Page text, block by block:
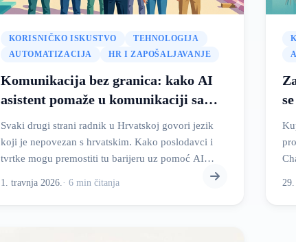
KORISNIČKO ISKUSTVO
TEHNOLOGIJA
AUTOMATIZACIJA
HR I ZAPOŠALJAVANJE
Komunikacija bez granica: kako AI
asistent pomaže u komunikaciji sa
170.723 stranih radnika u Hrvatskoj?
Svaki drugi strani radnik u Hrvatskoj govori jezik
koji je nepovezan s hrvatskim. Kako poslodavci i
tvrtke mogu premostiti tu barijeru uz pomoć AI
1. travnja 2026. · 6min čitanja